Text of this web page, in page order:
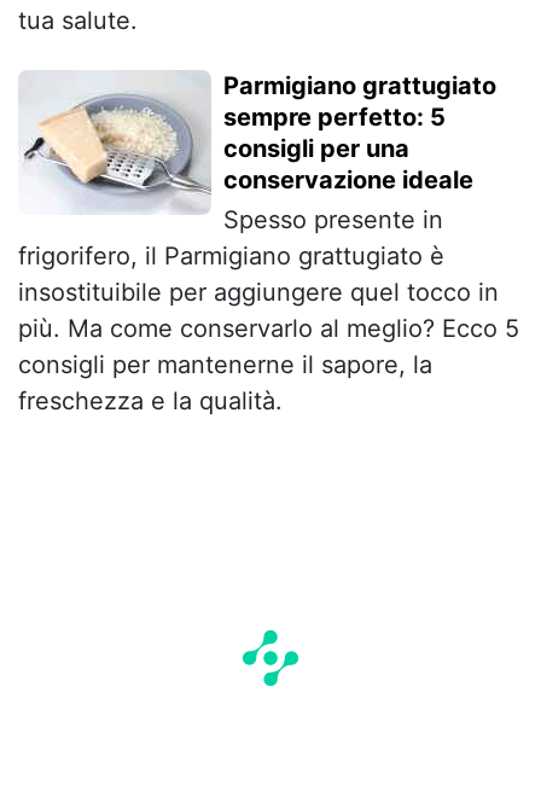
tua salute.
Parmigiano grattugiato
sempre perfetto: 5
consigli per una
conservazione ideale
Spesso presente in
frigorifero, il Parmigiano grattugiato è
insostituibile per aggiungere quel tocco in
più. Ma come conservarlo al meglio? Ecco 5
consigli per mantenerne il sapore, la
freschezza e la qualità.